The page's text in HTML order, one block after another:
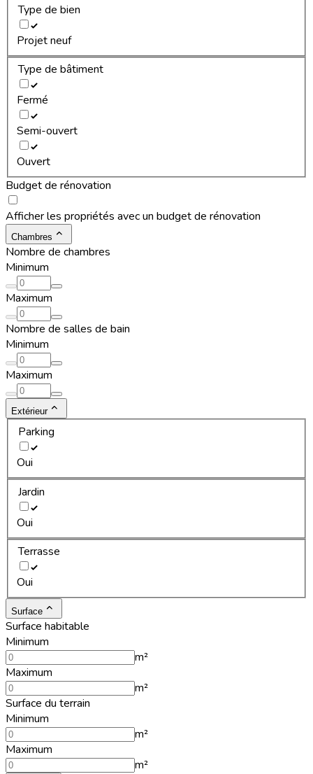
Type de bien
Projet neuf
Type de bâtiment
Fermé
Semi-ouvert
Ouvert
Budget de rénovation
Afficher les propriétés avec un budget de rénovation
Chambres
Nombre de chambres
Minimum
Maximum
Nombre de salles de bain
Minimum
Maximum
Extérieur
Parking
Oui
Jardin
Oui
Terrasse
Oui
Surface
Surface habitable
Minimum
m²
Maximum
m²
Surface du terrain
Minimum
m²
Maximum
m²